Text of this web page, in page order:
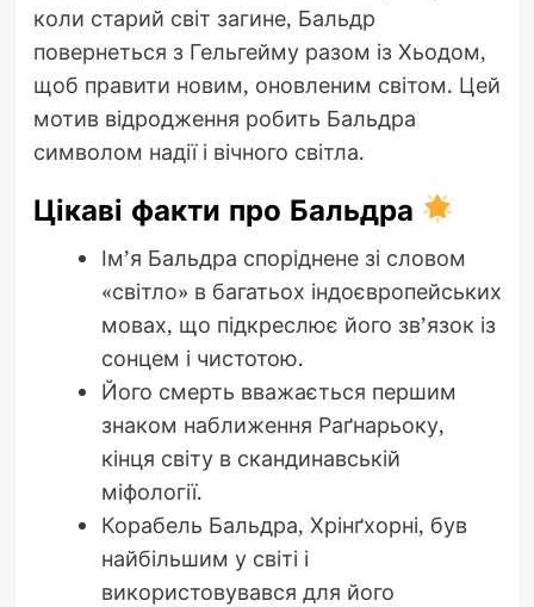
коли старий світ загине, Бальдр
повернеться з Гельгейму разом із Хьодом,
щоб правити новим, оновленим світом. Цей
мотив відродження робить Бальдра
символом надії і вічного світла.
Цікаві факти про Бальдра
Ім’я Бальдра споріднене зі словом
«світло» в багатьох індоєвропейських
мовах, що підкреслює його зв’язок із
сонцем і чистотою.
Його смерть вважається першим
знаком наближення Раґнарьоку,
кінця світу в скандинавській
міфології.
Корабель Бальдра, Хрінґхорні, був
найбільшим у світі і
використовувався для його